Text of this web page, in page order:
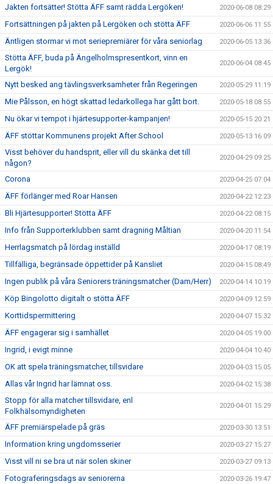
Jakten fortsätter! Stötta ÄFF samt rädda Lergöken! 2020-06-08 08:29
Fortsättningen på jakten på Lergöken och stötta ÄFF 2020-06-06 11:55
Äntligen stormar vi mot seriepremiärer för våra seniorlag 2020-06-05 13:36
Stötta ÄFF, buda på Ängelholmspresentkort, vinn en
Lergök!
2020-06-04 08:45
Nytt besked ang tävlingsverksamheter från Regeringen 2020-05-29 11:19
Mie Pålsson, en högt skattad ledarkollega har gått bort. 2020-05-18 08:55
Nu ökar vi tempot i hjärtesupporter-kampanjen! 2020-05-15 20:21
ÄFF stöttar Kommunens projekt After School 2020-05-13 16:09
Visst behöver du handsprit, eller vill du skänka det till
någon?
2020-04-29 09:25
Corona 2020-04-25 07:04
ÄFF förlänger med Roar Hansen 2020-04-22 12:23
Bli Hjärtesupporter! Stötta ÄFF 2020-04-22 08:15
Info från Supporterklubben samt dragning Måltian 2020-04-20 11:54
Herrlagsmatch på lördag inställd 2020-04-17 08:19
Tillfälliga, begränsade öppettider på Kansliet 2020-04-15 08:49
Ingen publik på våra Seniorers träningsmatcher (Dam/Herr) 2020-04-14 10:19
Köp Bingolotto digitalt o stötta ÄFF 2020-04-09 12:59
Korttidspermittering 2020-04-07 15:32
ÄFF engagerar sig i samhället 2020-04-05 19:00
Ingrid, i evigt minne 2020-04-04 10:40
OK att spela träningsmatcher, tillsvidare 2020-04-03 15:05
Allas vår Ingrid har lämnat oss. 2020-04-02 15:38
Stopp för alla matcher tillsvidare, enl
Folkhälsomyndigheten
2020-04-01 15:29
ÄFF premiärspelade på gräs 2020-03-30 13:51
Information kring ungdomsserier 2020-03-27 15:27
Visst vill ni se bra ut när solen skiner 2020-03-27 09:13
Fotograferingsdags av seniorerna 2020-03-26 19:47